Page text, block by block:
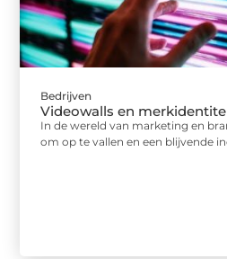
Bedrijven
Videowalls en
In de wereld van marketing en
om op te vallen en een blijvende